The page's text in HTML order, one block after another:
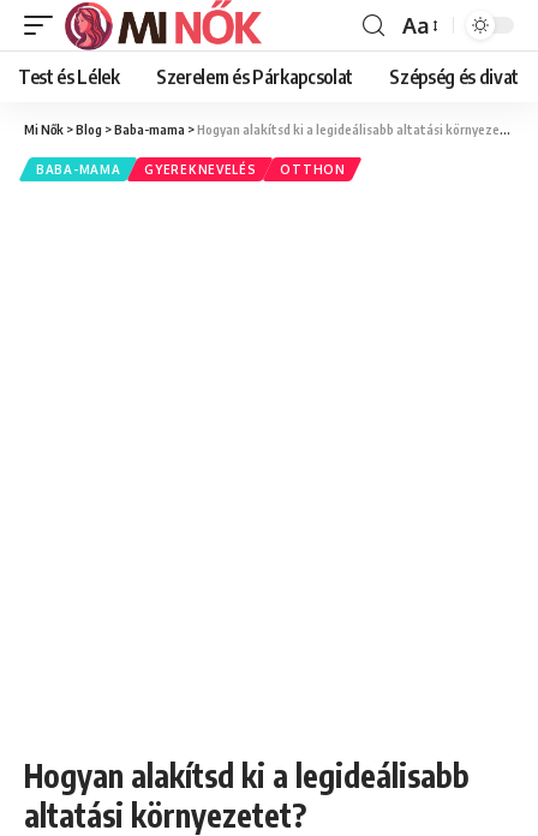
Font
Resizer
Aa
Test és Lélek Szerelem és Párkapcsolat Szépség és divat
Mi Nők >Blog >Baba-mama >Hogyan alakítsd ki a legideálisabb altatási környezetet?
BABA-MAMA GYEREKNEVELÉS OTTHON
Hogyan alakítsd ki a legideálisabb
altatási környezetet?